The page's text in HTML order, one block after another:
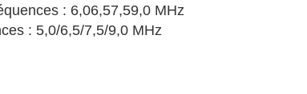
: 6,06,57,59,0 MHz
: 5,0/6,5/7,5/9,0 MHz